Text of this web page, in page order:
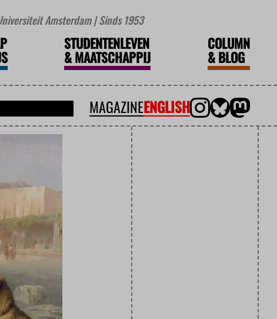
Amsterdam | Sinds 1953
STUDENTENLEVEN
&MAATSCHAPPIJ
COLUMN
&BLOG
MAGAZINEENGLISH